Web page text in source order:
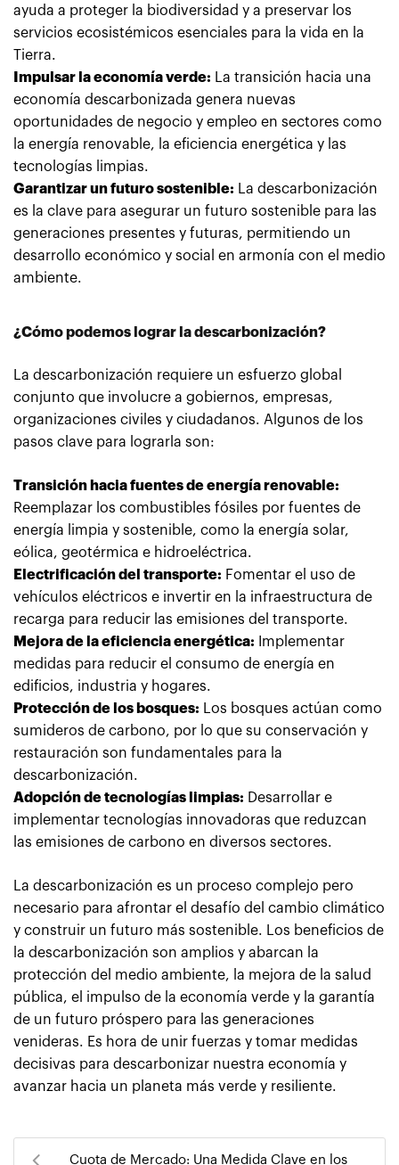
ayuda a proteger la biodiversidad y a preservar los
servicios ecosistémicos esenciales para la vida en la
Tierra.
Impulsar la economía verde: La transición hacia una
economía descarbonizada genera nuevas
oportunidades de negocio y empleo en sectores como
la energía renovable, la eficiencia energética y las
tecnologías limpias.
Garantizar un futuro sostenible: La descarbonización
es la clave para asegurar un futuro sostenible para las
generaciones presentes y futuras, permitiendo un
desarrollo económico y social en armonía con el medio
ambiente.
¿Cómo podemos lograr la descarbonización?
La descarbonización requiere un esfuerzo global
conjunto que involucre a gobiernos, empresas,
organizaciones civiles y ciudadanos. Algunos de los
pasos clave para lograrla son:
Transición hacia fuentes de energía renovable:
Reemplazar los combustibles fósiles por fuentes de
energía limpia y sostenible, como la energía solar,
eólica, geotérmica e hidroeléctrica.
Electrificación del transporte: Fomentar el uso de
vehículos eléctricos e invertir en la infraestructura de
recarga para reducir las emisiones del transporte.
Mejora de la eficiencia energética: Implementar
medidas para reducir el consumo de energía en
edificios, industria y hogares.
Protección de los bosques: Los bosques actúan como
sumideros de carbono, por lo que su conservación y
restauración son fundamentales para la
descarbonización.
Adopción de tecnologías limpias: Desarrollar e
implementar tecnologías innovadoras que reduzcan
las emisiones de carbono en diversos sectores.
La descarbonización es un proceso complejo pero
necesario para afrontar el desafío del cambio climático
y construir un futuro más sostenible. Los beneficios de
la descarbonización son amplios y abarcan la
protección del medio ambiente, la mejora de la salud
pública, el impulso de la economía verde y la garantía
de un futuro próspero para las generaciones
venideras. Es hora de unir fuerzas y tomar medidas
decisivas para descarbonizar nuestra economía y
avanzar hacia un planeta más verde y resiliente.
Cuota de Mercado: Una Medida Clave en los